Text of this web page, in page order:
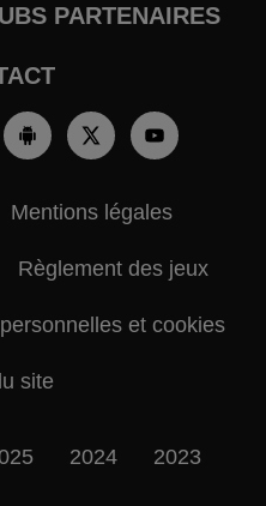
PARTENAIRES
Mentions légales
Règlement des jeux
et cookies
site
2024 2023